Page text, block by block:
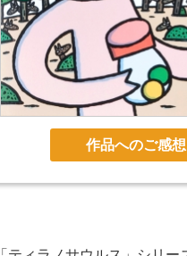
作品へのご感想